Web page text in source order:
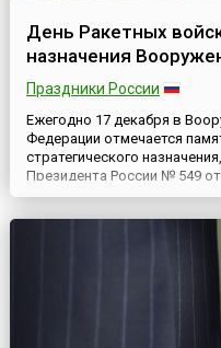
День Ракетных
назначения
Праздники России
Ежегодно 17 декабря в
Федерации отмечается
стратегического
Президента России № 549
профессиональных
качестве
установлен Указом